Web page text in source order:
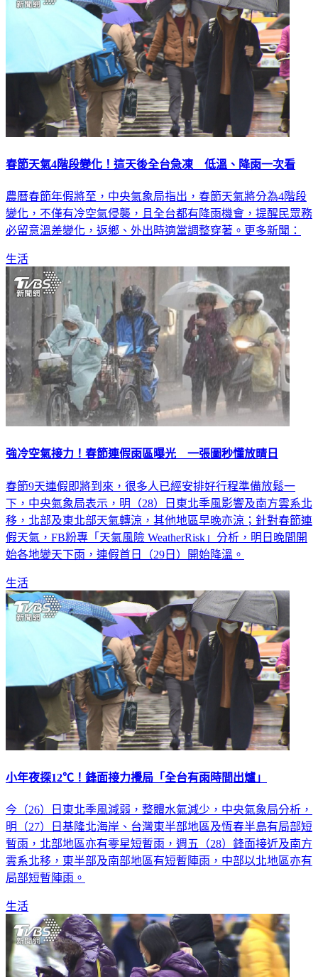
春節天氣4階段變化！這天後全台急凍 低溫、降雨一次看
農曆春節年假將至，中央氣象局指出，春節天氣將分為4階段
變化，不僅有冷空氣侵襲，且全台都有降雨機會，提醒民眾務
必留意溫差變化，返鄉、外出時適當調整穿著。更多新聞：
生活
強冷空氣接力！春節連假雨區曝光 一張圖秒懂放晴日
春節9天連假即將到來，很多人已經安排好行程準備放鬆一
下，中央氣象局表示，明（28）日東北季風影響及南方雲系北
移，北部及東北部天氣轉涼，其他地區早晚亦涼；針對春節連
假天氣，FB粉專「天氣風險 WeatherRisk」分析，明日晚間開
始各地變天下雨，連假首日（29日）開始降溫。
生活
小年夜探12℃！鋒面接力攪局「全台有雨時間出爐」
今（26）日東北季風減弱，整體水氣減少，中央氣象局分析，
明（27）日基隆北海岸、台灣東半部地區及恆春半島有局部短
暫雨，北部地區亦有零星短暫雨，週五（28）鋒面接近及南方
雲系北移，東半部及南部地區有短暫陣雨，中部以北地區亦有
局部短暫陣雨。
生活